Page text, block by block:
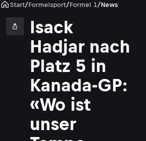
Start/Formelsport/Formel 1/News
Isack
Hadjar nach
Platz 5 in
Kanada-GP:
«Wo ist
unser